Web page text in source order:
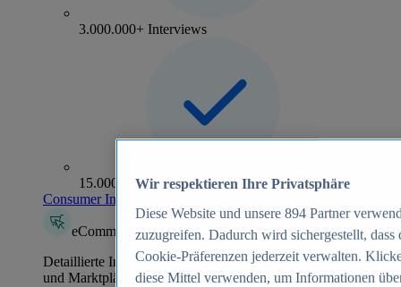
3.000.000+ Interviews
15.000+ Marken
Consumer Insights entdecken
eCommerce Insights
Detaillierte Informationen zu mehr als 39.000 Online-Shops
und Marktplätzen
Wir respektieren Ihre Privatsphäre
Diese Website und unsere 894 Partner
zuzugreifen. Dadurch wird sichergestellt,
Cookie-Präferenzen jederzeit verwalten.
diese Mittel verwenden, um Informationen